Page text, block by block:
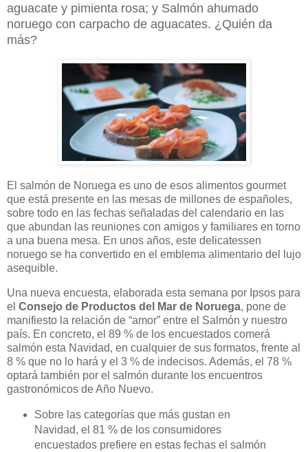
aguacate y pimienta rosa; y Salmón ahumado
noruego con carpacho de aguacates. ¿Quién da
más?
El salmón de Noruega es uno de esos alimentos gourmet
que está presente en las mesas de millones de españoles,
sobre todo en las fechas señaladas del calendario en las
que abundan las reuniones con amigos y familiares en torno
a una buena mesa. En unos años, este delicatessen
noruego se ha convertido en el emblema alimentario del lujo
asequible.
Una nueva encuesta, elaborada esta semana por Ipsos para
el Consejo de Productos del Mar de Noruega, pone de
manifiesto la relación de “amor” entre el Salmón y nuestro
país. En concreto, el 89 % de los encuestados comerá
salmón esta Navidad, en cualquier de sus formatos, frente al
8 % que no lo hará y el 3 % de indecisos. Además, el 78 %
optará también por el salmón durante los encuentros
gastronómicos de Año Nuevo.
Sobre las categorías que más gustan en
Navidad, el 81 % de los consumidores
encuestados prefiere en estas fechas el salmón